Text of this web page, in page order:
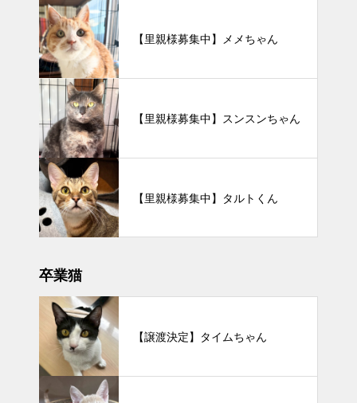
【里親様募集中】メメちゃん
【里親様募集中】スンスンちゃん
【里親様募集中】タルトくん
卒業猫
【譲渡決定】タイムちゃん